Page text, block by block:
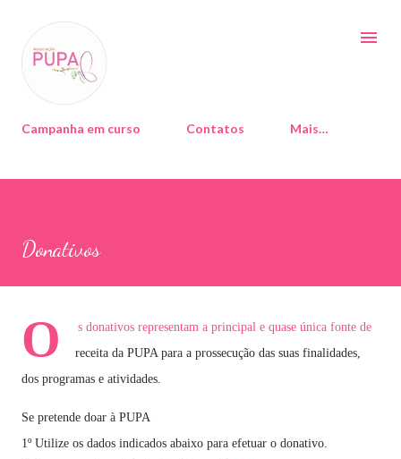
Campanha em curso Contatos Mais…
Donativos
O
s donativos representam a principal e quase única fonte de
receita da PUPA para a prossecução das suas finalidades,
dos programas e atividades.
Se pretende doar à PUPA
1º Utilize os dados indicados abaixo para efetuar o donativo.